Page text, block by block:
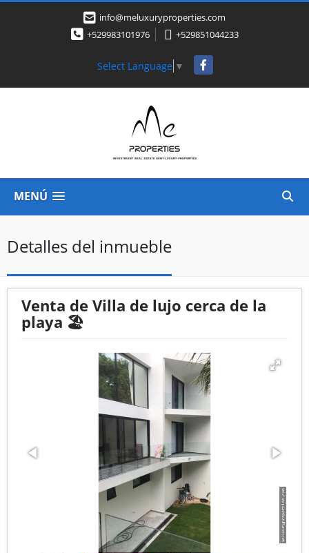
info@meluxuryproperties.com
+529983101976
+529851044233
Select Language ▼ Facebook
MENÚ
Detalles del inmueble
Venta de Villa de lujo cerca de la
playa 🏖